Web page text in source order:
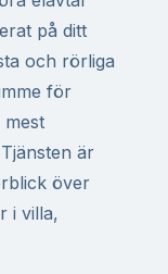
på ditt
och rörliga
för
är
över
i villa,